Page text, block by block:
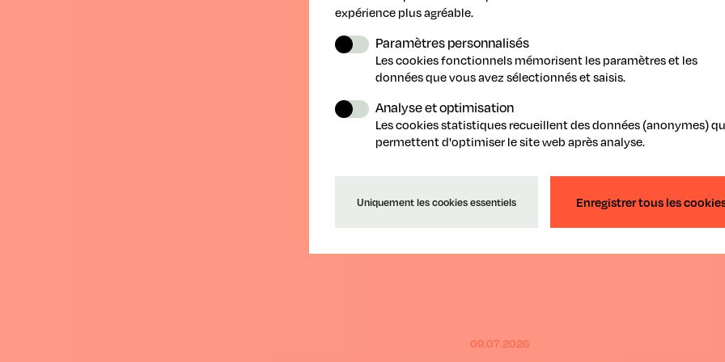
30.07.2026
Foire de Libramont : clap de fin en
Plus de 8 000 crêpes distribuées sur ce
09.07.2026
expérience plus agréable.
Paramètres personnalisés
Les cookies fonctionnels mémorisent les paramètres et les
données que vous avez sélectionnés et saisis.
Analyse et optimisation
Les cookies statistiques recueillent des données (anonymes)
permettent d'optimiser le site web après analyse.
Uniquement les cookies essentiels Enregistrer tous les